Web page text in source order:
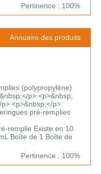
Pertinence : 100%
Annuaire des produits
(polypropylène)
p> <p>&nbsp;
<p>&nbsp;</p>
pré-remplies
remplie Existe en 10
Boîte de 1 Boîte de
Pertinence : 100%